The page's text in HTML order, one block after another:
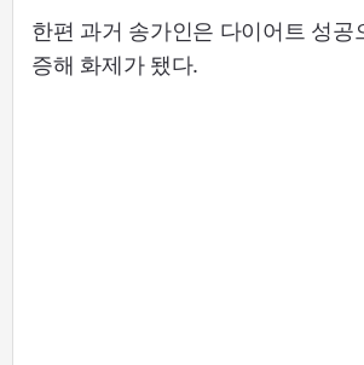
한편 과거 송가인은 다이어트 성
증해 화제가 됐다.